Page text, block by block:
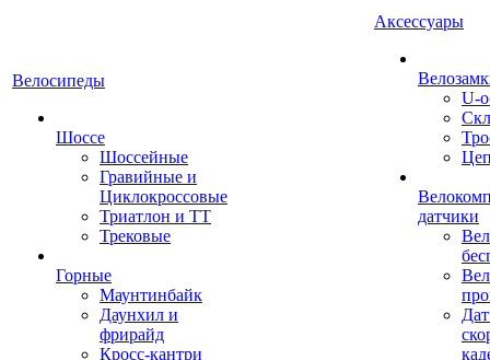
Велосипеды
Шоссе
Шоссейные
Гравийные и
Циклокроссовые
Триатлон и ТТ
Трековые
Горные
Маунтинбайк
Даунхил и
фрирайд
Кросс-кантри
Аксессуары
U-
датчики